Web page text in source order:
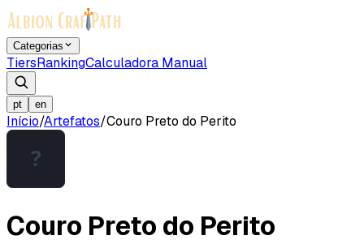
Categorias
TiersRankingCalculadora Manual
pt en
Início/Artefatos/Couro Preto do Perito
Couro Preto do Perito